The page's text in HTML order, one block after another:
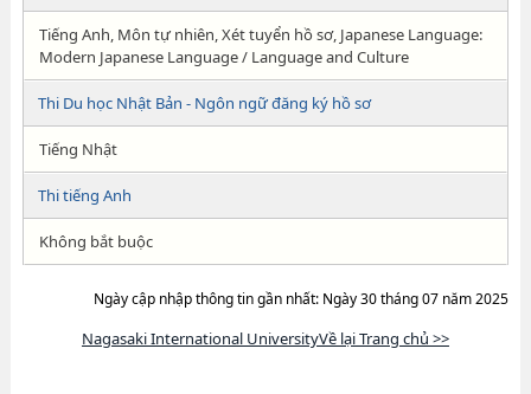
Tiếng Anh, Môn tự nhiên, Xét tuyển hồ sơ, Japanese Language:
Modern Japanese Language / Language and Culture
Thi Du học Nhật Bản - Ngôn ngữ đăng ký hồ sơ
Tiếng Nhật
Thi tiếng Anh
Không bắt buộc
Ngày cập nhập thông tin gần nhất: Ngày 30 tháng 07 năm 2025
Nagasaki International UniversityVề lại Trang chủ >>